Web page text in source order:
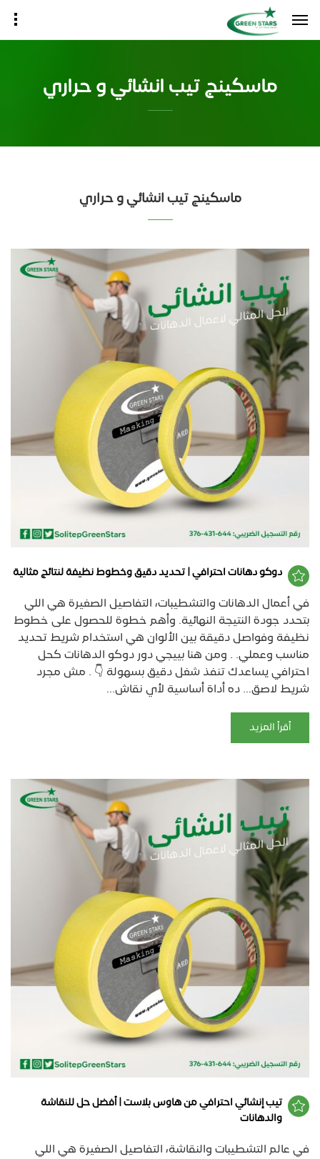
ماسكينج تيب انشائي و حراري
ماسكينج تيب انشائي و حراري
دوكو دهانات احترافي | تحديد دقيق وخطوط نظيفة لنتائج مثالية
في أعمال الدهانات والتشطيبات، التفاصيل الصغيرة هي اللي
بتحدد جودة النتيجة النهائية. وأهم خطوة للحصول على خطوط
نظيفة وفواصل دقيقة بين الألوان هي استخدام شريط تحديد
مناسب وعملي. . ومن هنا بييجي دور دوكو الدهانات كحل
احترافي يساعدك تنفذ شغل دقيق بسهولة 👇 . مش مجرد
شريط لاصق… ده أداة أساسية لأي نقاش...
أقرأ المزيد
تيب إنشائي احترافي من هاوس بلاست | أفضل حل للنقاشة
والدهانات
في عالم التشطيبات والنقاشة، التفاصيل الصغيرة هي اللي